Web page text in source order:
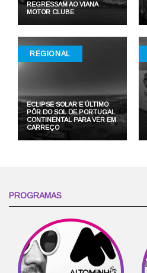
REGRESSAM AO VIANA
MOTOR CLUBE
REGIONAL
ECLIPSE SOLAR E ÚLTIMO
PÔR DO SOL DE PORTUGAL
CONTINENTAL PARA VER EM
CARREÇO
PROGRAMAS